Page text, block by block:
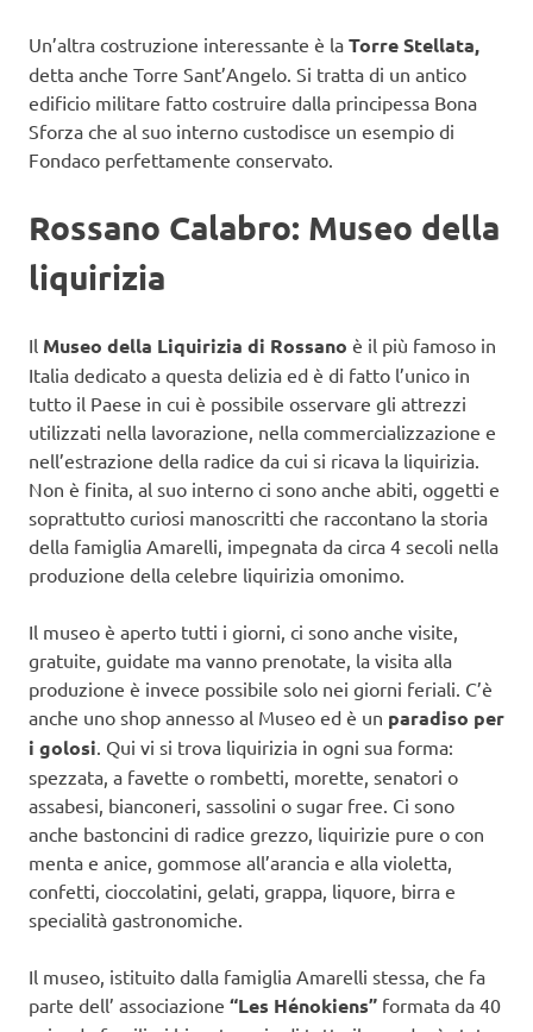
Un’altra costruzione interessante è la Torre Stellata,
detta anche Torre Sant’Angelo. Si tratta di un antico
edificio militare fatto costruire dalla principessa Bona
Sforza che al suo interno custodisce un esempio di
Fondaco perfettamente conservato.
Rossano Calabro: Museo della
liquirizia
Il Museo della Liquirizia di Rossano è il più famoso in
Italia dedicato a questa delizia ed è di fatto l’unico in
tutto il Paese in cui è possibile osservare gli attrezzi
utilizzati nella lavorazione, nella commercializzazione e
nell’estrazione della radice da cui si ricava la liquirizia.
Non è finita, al suo interno ci sono anche abiti, oggetti e
soprattutto curiosi manoscritti che raccontano la storia
della famiglia Amarelli, impegnata da circa 4 secoli nella
produzione della celebre liquirizia omonimo.
Il museo è aperto tutti i giorni, ci sono anche visite,
gratuite, guidate ma vanno prenotate, la visita alla
produzione è invece possibile solo nei giorni feriali. C’è
anche uno shop annesso al Museo ed è un paradiso per
i golosi . Qui vi si trova liquirizia in ogni sua forma:
spezzata, a favette o rombetti, morette, senatori o
assabesi, bianconeri, sassolini o sugar free. Ci sono
anche bastoncini di radice grezzo, liquirizie pure o con
menta e anice, gommose all’arancia e alla violetta,
confetti, cioccolatini, gelati, grappa, liquore, birra e
specialità gastronomiche.
Il museo, istituito dalla famiglia Amarelli stessa, che fa
parte dell’ associazione “Les Hénokiens” formata da 40